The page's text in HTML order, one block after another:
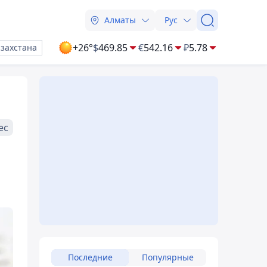
Алматы Рус
+26°$469.85 €542.16 ₽5.78
Последние Популярные